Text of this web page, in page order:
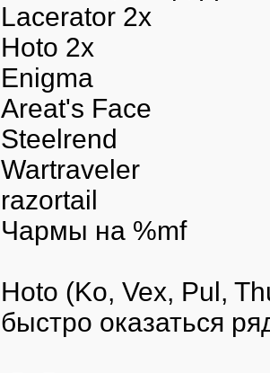
Lacerator 2х
Hoto 2x
Enigma
Areat's Face
Steelrend
Wartraveler
razortail
Чармы на %mf
Hoto (Ko, Vex, Pul,
быстро оказаться